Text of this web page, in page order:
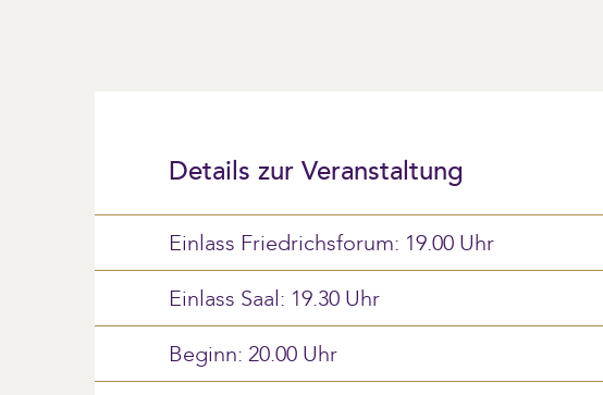
Details zur Veranstaltung
Einlass Friedrichsforum: 19.00 Uhr
Einlass Saal: 19.30 Uhr
Beginn: 20.00 Uhr